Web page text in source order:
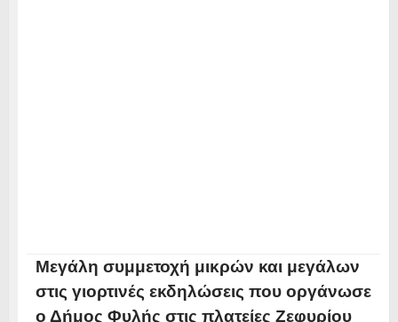
Μεγάλη συμμετοχή μικρών και μεγάλων
στις γιορτινές εκδηλώσεις που οργάνωσε
ο Δήμος Φυλής στις πλατείες Ζεφυρίου